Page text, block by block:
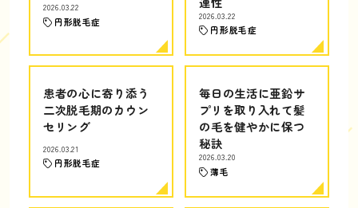
2026.03.22
円形脱毛症
2026.03.22
円形脱毛症
患者の心に寄り添う
二次脱毛期のカウン
セリング
2026.03.21
円形脱毛症
毎日の生活に亜鉛サ
プリを取り入れて髪
の毛を健やかに保つ
秘訣
2026.03.20
薄毛